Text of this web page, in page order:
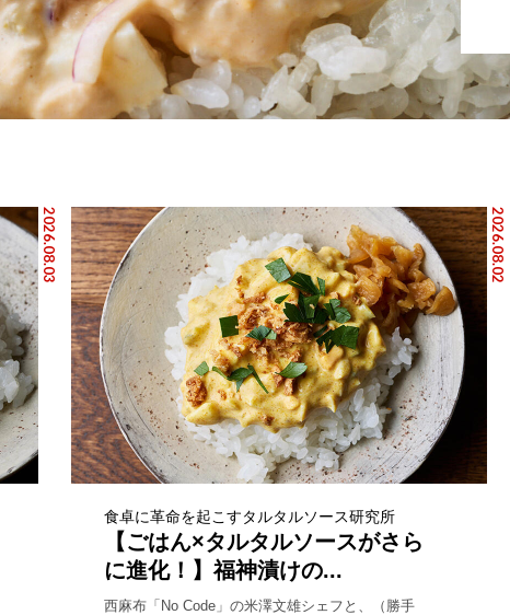
2026.08.03 2026.08.02
食卓に革命を起こすタルタルソース研究所
【ごはん×タルタルソースがさら
に進化！】福神漬けの...
西麻布「No Code」の米澤文雄シェフと、（勝手